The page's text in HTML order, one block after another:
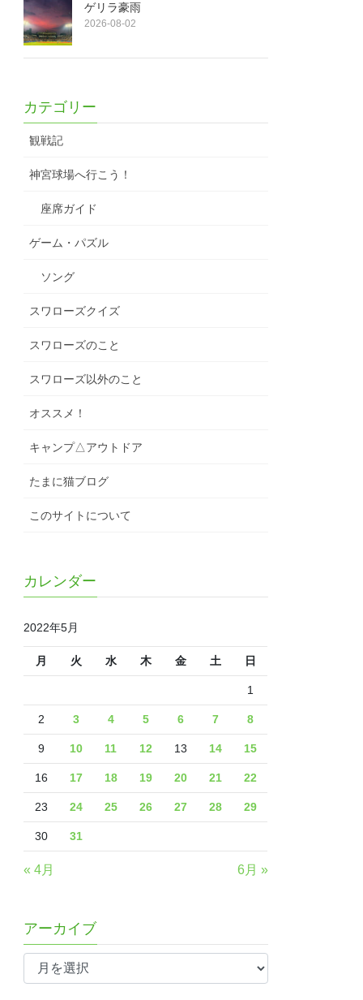
ゲリラ豪雨
2026-08-02
カテゴリー
観戦記
神宮球場へ行こう！
座席ガイド
ゲーム・パズル
ソング
スワローズクイズ
スワローズのこと
スワローズ以外のこと
オススメ！
キャンプ△アウトドア
たまに猫ブログ
このサイトについて
カレンダー
2022年5月
月 火 水 木 金 土 日
1
2 3 4 5 6 7 8
9 10 11 12 13 14 15
16 17 18 19 20 21 22
23 24 25 26 27 28 29
30 31
« 4月 6月 »
アーカイブ
ア